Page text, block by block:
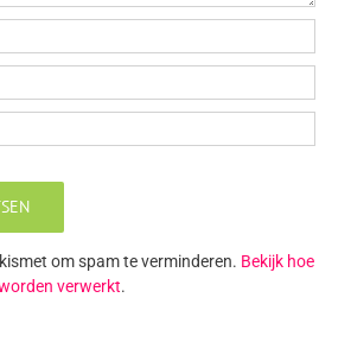
om spam te verminderen. Bekijk hoe
verwerkt.